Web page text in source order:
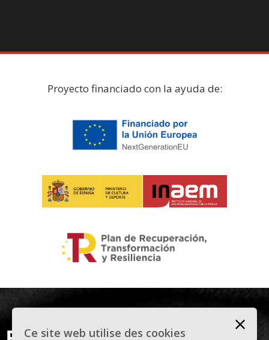
Proyecto financiado con la ayuda de:
Ce site web utilise des cookies